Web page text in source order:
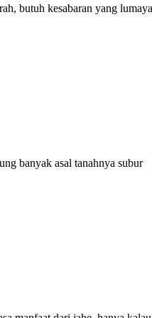
butuh kesabaran yang
banyak asal tanahnya subur